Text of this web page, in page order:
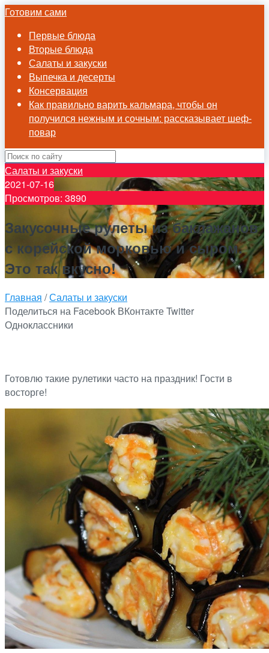
Готовим сами
Первые блюда
Вторые блюда
Салаты и закуски
Выпечка и десерты
Консервация
Как правильно варить кальмара, чтобы он
получился нежным и сочным: рассказывает шеф-
повар
Салаты и закуски
2021-07-16
Просмотров: 3890
Закусочные рулеты из баклажанов
с корейской морковью и сыром.
Это так вкусно!
Главная /Салаты и закуски
Поделиться на Facebook ВКонтактеTwitter
Одноклассники
Готовлю такие рулетики часто на праздник! Гости в
восторге!